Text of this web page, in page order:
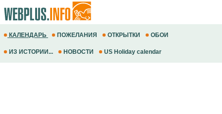
КАЛЕНДАРЬ ПОЖЕЛАНИЯ ОТКРЫТКИ ОБОИ
ИЗ ИСТОРИИ... НОВОСТИ US Holiday calendar